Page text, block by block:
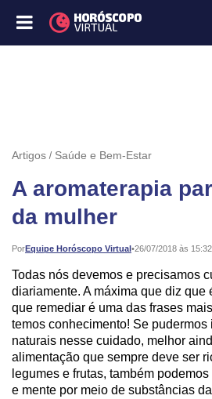
Artigos Saúde e Bem-Estar
A aromaterapia
da mulher
PorEquipe Horóscopo Virtual•
Publicado: 26/07/2018 às 15:32
Todas nós devemos e precisamos
diariamente. A máxima que diz que
que remediar é uma das frases
temos conhecimento! Se
naturais nesse cuidado, melhor
alimentação que sempre deve ser
legumes e frutas, também
e mente por meio de substâncias